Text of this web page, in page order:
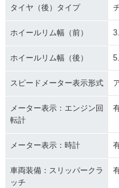
タイヤ（後）タイプ
ホイールリム幅（前）
ホイールリム幅（後）
スピードメーター表示形式
メーター表示：エンジン回
転計
メーター表示：時計
車両装備：スリッパークラ
ッチ